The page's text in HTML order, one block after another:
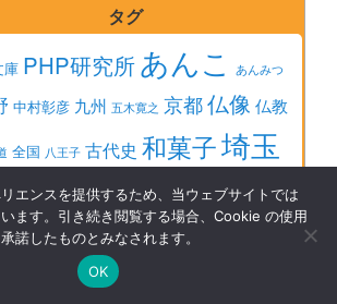
タグ
庫 PHP研究所あんこ あんみつ
中村彰彦 九州 五木寛之 京都仏像 仏教
全国 八王子 古代史 和菓子埼玉
代小説本所おけら長屋 本田不二
東京国立博物館
エンスを提供するため、当ウェブサイトでは
ます。引き続き閲覧する場合、Cookie の使用
諾したものとみなされます。
OK